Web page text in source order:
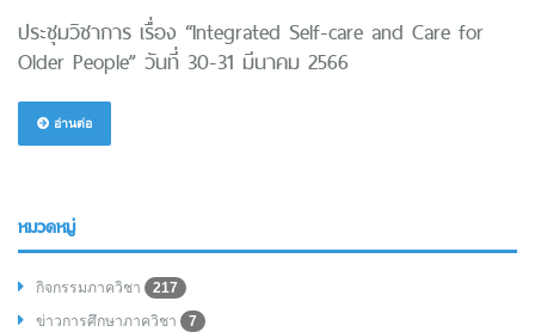
ประชุมวิชาการ เรื่อง “Integrated Self-care and Care for
Older People” วันที่ 30-31 มีนาคม 2566
อ่านต่อ
หมวดหมู่
กิจกรรมภาควิชา
217
ข่าวการศึกษาภาควิชา
7